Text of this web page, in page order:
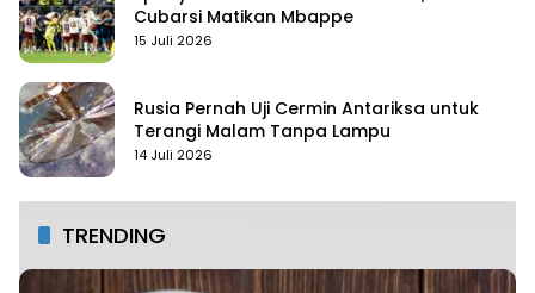
Cubarsi Matikan Mbappe
15 Juli 2026
Rusia Pernah Uji Cermin Antariksa untuk
Terangi Malam Tanpa Lampu
14 Juli 2026
TRENDING